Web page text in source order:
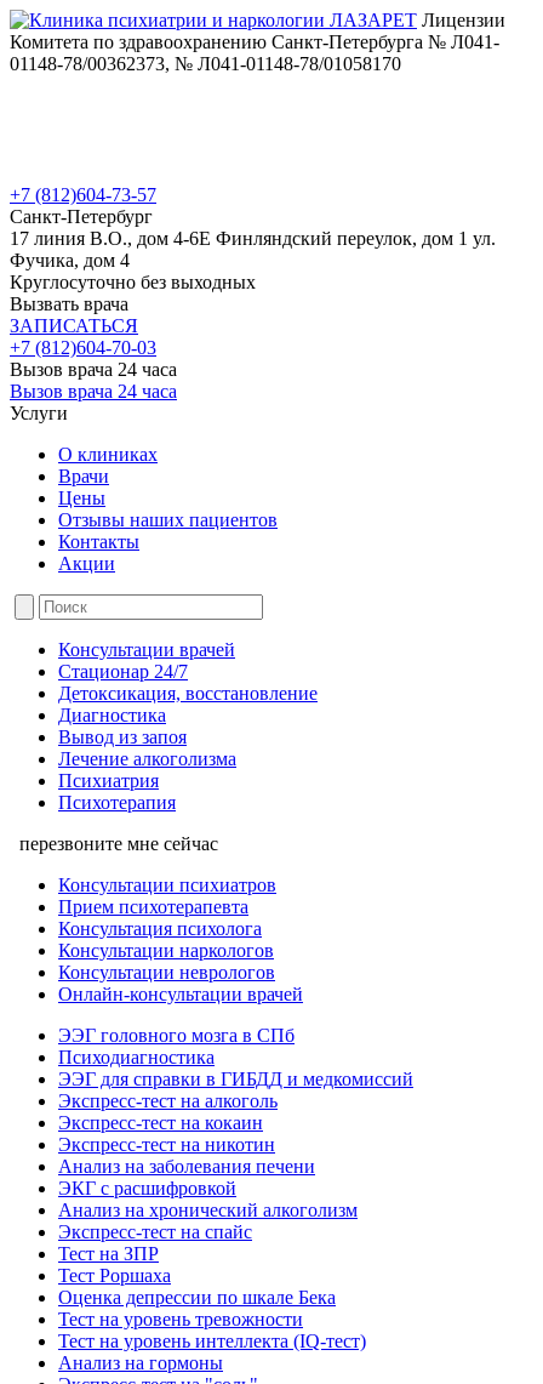
Лицензии
Комитета по здравоохранению Санкт-Петербурга № Л041-
01148-78/00362373, № Л041-01148-78/01058170
+7 (812)604-73-57
Санкт-Петербург
17 линия В.О., дом 4-6Е Финляндский переулок, дом 1 ул.
Фучика, дом 4
Круглосуточно без выходных
Вызвать врача
ЗАПИСАТЬСЯ
+7 (812)604-70-03
Вызов врача 24 часа
Вызов врача 24 часа
Услуги
О клиниках
Врачи
Цены
Отзывы наших пациентов
Контакты
Акции
Консультации врачей
Стационар 24/7
Детоксикация, восстановление
Диагностика
Вывод из запоя
Лечение алкоголизма
Психиатрия
Психотерапия
перезвоните мне сейчас
Консультации психиатров
Прием психотерапевта
Консультация психолога
Консультации наркологов
Консультации неврологов
Онлайн-консультации врачей
ЭЭГ головного мозга в СПб
Психодиагностика
ЭЭГ для справки в ГИБДД и медкомиссий
Экспресс-тест на алкоголь
Экспресс-тест на кокаин
Экспресс-тест на никотин
Анализ на заболевания печени
ЭКГ с расшифровкой
Анализ на хронический алкоголизм
Экспресс-тест на спайс
Тест на ЗПР
Тест Роршаха
Оценка депрессии по шкале Бека
Тест на уровень тревожности
Тест на уровень интеллекта (IQ-тест)
Анализ на гормоны